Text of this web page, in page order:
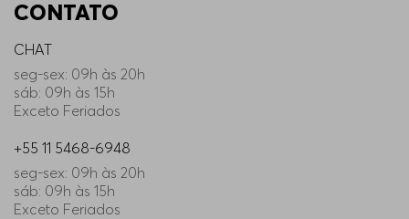
CONTATO
CHAT
seg-sex: 09h às 20h
sáb: 09h às 15h
Exceto Feriados
+55 11 5468-6948
seg-sex: 09h às 20h
sáb: 09h às 15h
Exceto Feriados